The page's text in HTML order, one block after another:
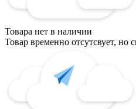
Товара нет в наличии
Товар временно отсутсвует, но